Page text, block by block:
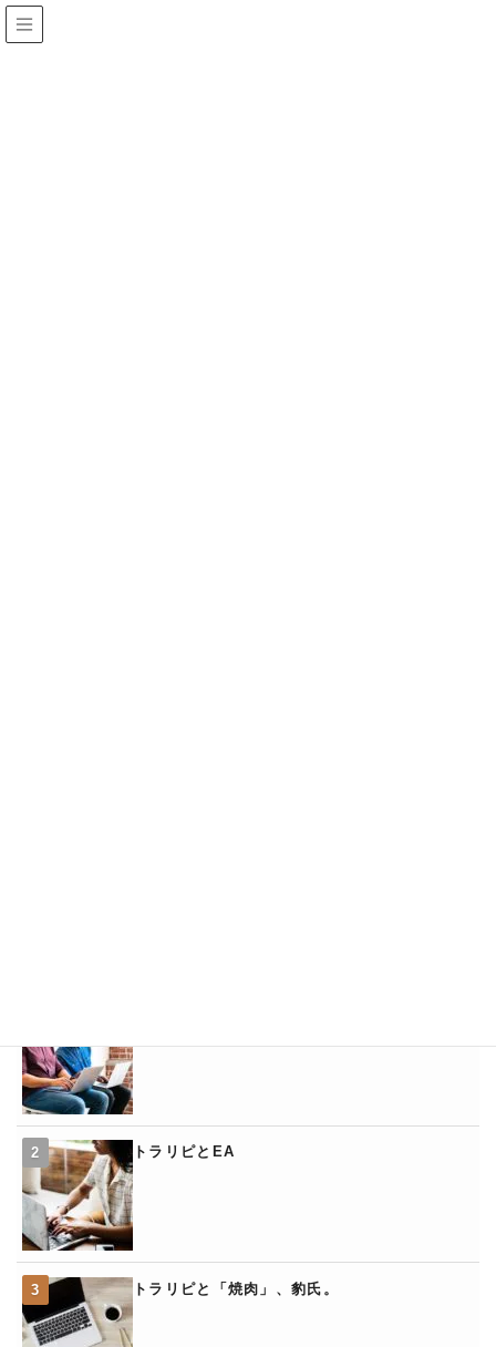
トラリピとEA
トラリピと「焼肉」、豹氏。